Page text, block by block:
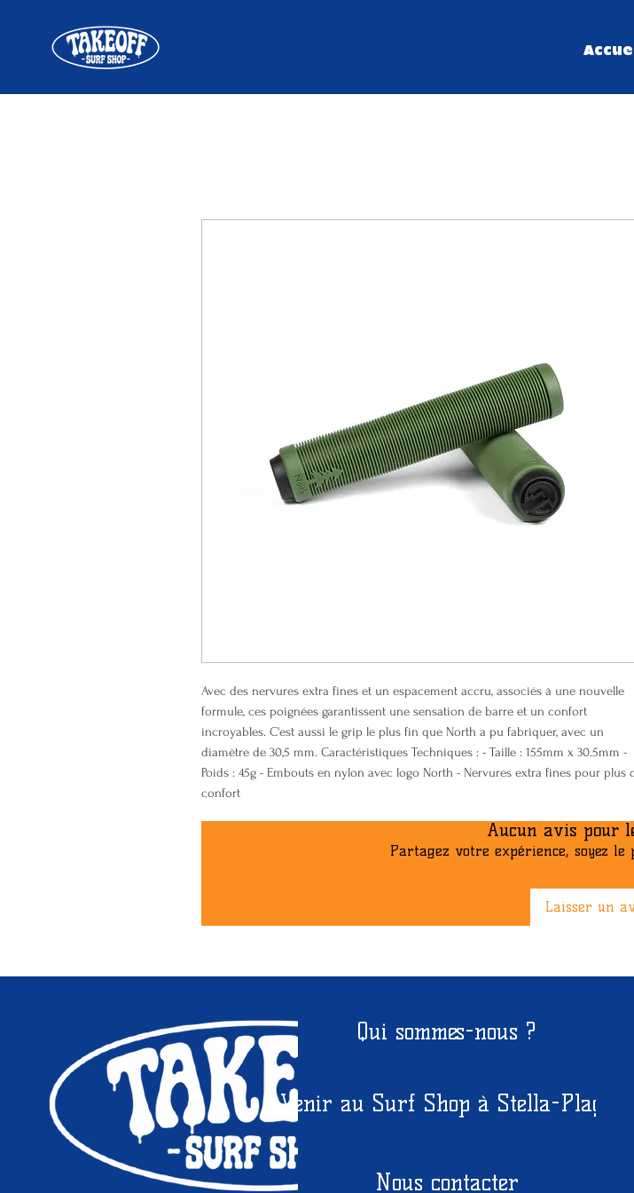
Avec des nervures extra fines et un espacement accru, associés à une nouvelle
formule, ces poignées garantissent une sensation de barre et un confort
incroyables. C'est aussi le grip le plus fin que North a pu fabriquer, avec un
diamètre de 30,5 mm. Caractéristiques Techniques : - Taille : 155mm x 30.5mm -
Poids : 45g - Embouts en nylon avec logo North - Nervures extra fines pour plus
confort
Aucun avis pour
Partagez votre expérience, soyez
Laisser un
Qui sommes-nous ?
Venir au Surf Shop à Stella-Plage
Nous contacter